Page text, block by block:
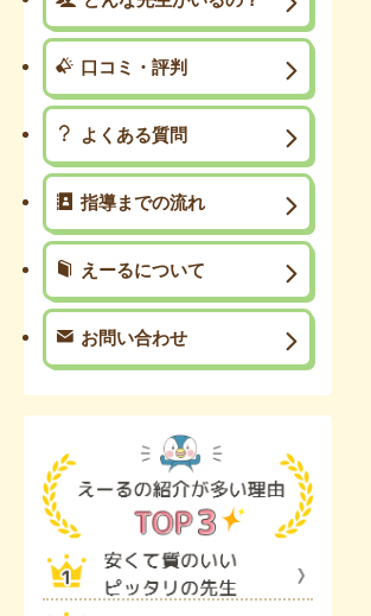
口コミ・評判
よくある質問
指導までの流れ
えーるについて
お問い合わせ